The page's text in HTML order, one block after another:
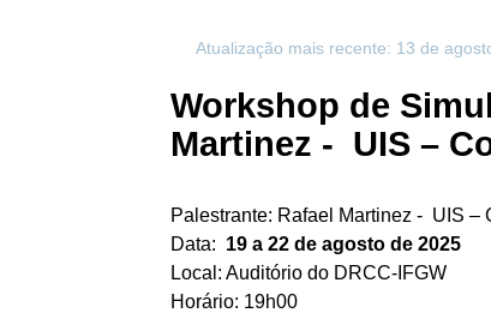
Atualização mais recente: 13 de
Workshop de
Martinez - UIS –
Palestrante: Rafael Martinez - UIS –
Data: 19 a 22 de agosto de 2025
Local: Auditório do DRCC-IFGW
Horário: 19h00